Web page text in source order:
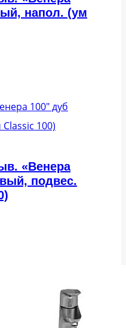
напол. (ум
«Венера
подвес.